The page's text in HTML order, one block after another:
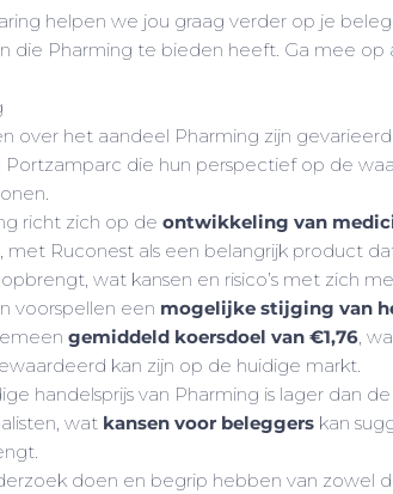
helpen we jou graag verder op je
die Pharming te bieden heeft. Ga mee op
over het aandeel Pharming zijn
Portzamparc die hun perspectief op de
richt zich op deontwikkeling van
, met Ruconest als een belangrijk product
wat kansen en risico’s met zich
voorspellen een mogelijke stijging van
gemiddeld koersdoel van €1,76,
kan zijn op de huidige markt.
handelsprijs van Pharming is lager dan
wat kansen voor beleggers kan
doen en begrip hebben van zowel